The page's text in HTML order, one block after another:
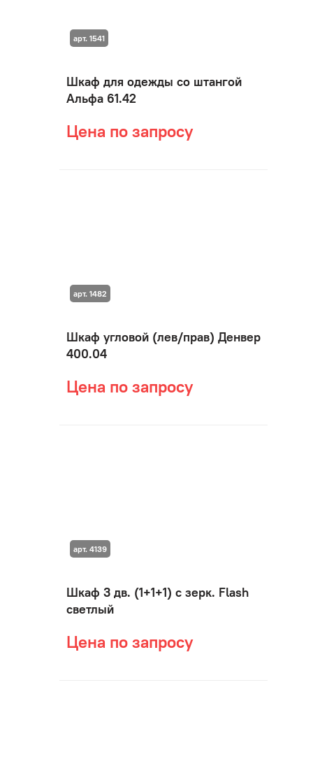
Шкаф для одежды со штангой
Альфа 61.42
Цена по запросу
арт. 1541
Шкаф угловой (лев/прав) Денвер
400.04
Цена по запросу
арт. 1482
Шкаф 3 дв. (1+1+1) с зерк. Flash
светлый
Цена по запросу
арт. 4139